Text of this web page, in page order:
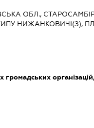
ОБЛ.,
НИЖАНКОВИЧІ(З),
громадських